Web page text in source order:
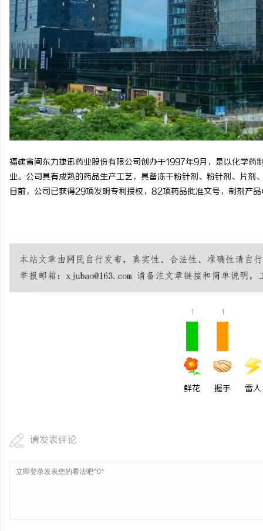
福建省闽东力捷迅药业股份有限公司创办于1997年9月，是以化学药
业。公司具有成熟的药品生产工艺，具备冻干粉针剂、粉针剂、片
目前，公司已获得29项发明专利授权，82项药品批准文号，制剂产
1
鲜花
1
握手 雷人
请发表评论